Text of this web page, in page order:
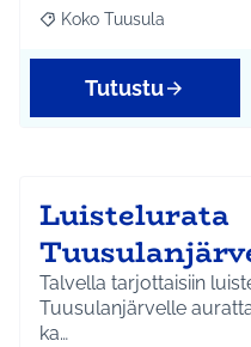
Rajaa tulokset aihepiirin
Koko Tuusula
Tutustu
Luistelurata
Talvella tarjottaisiin
Tuusulanjärvelle
ka…